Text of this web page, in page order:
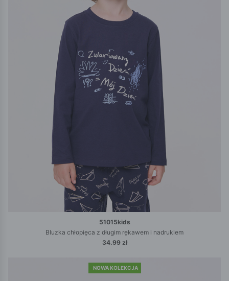
51015kids
Bluzka chłopięca z długim rękawem i nadrukiem
34.99 zł
NOWA KOLEKCJA